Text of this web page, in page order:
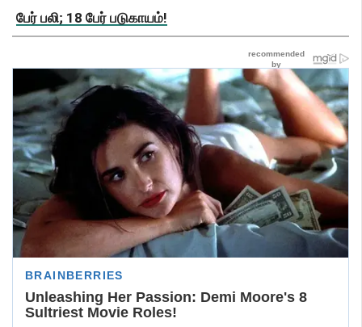
பேர் பலி; 18 பேர் படுகாயம்!